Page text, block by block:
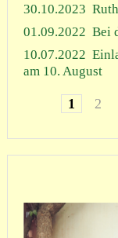
30.10.2023
01.09.2022 Bei
10.07.2022
am 10. August
1 2